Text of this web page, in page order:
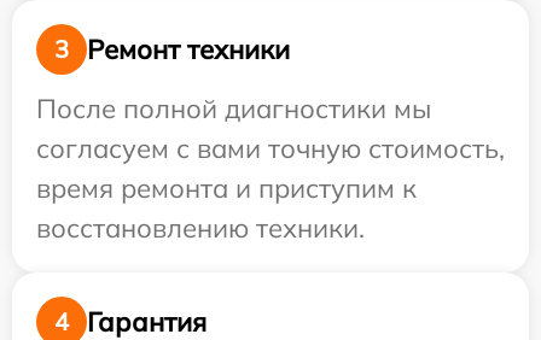
3
Ремонт техники
После полной диагностики мы
согласуем с вами точную стоимость,
время ремонта и приступим к
восстановлению техники.
4 Гарантия